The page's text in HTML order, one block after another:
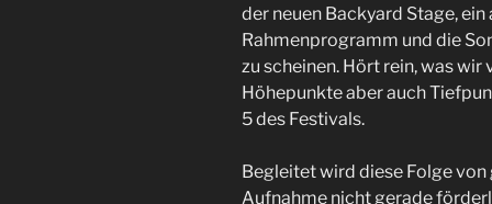
der neuen Backyard Stage,
Rahmenprogramm und die
zu scheinen. Hört rein, was
Höhepunkte aber auch
5 des Festivals.
Begleitet wird diese Folge
Aufnahme nicht gerade